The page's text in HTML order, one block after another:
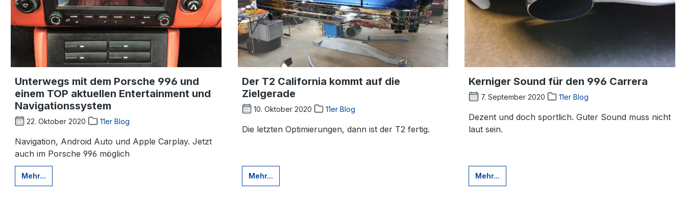
Unterwegs mit dem Porsche 996 und
einem TOP aktuellen Entertainment und
Navigationssystem
22. Oktober 2020 11er Blog
Navigation, Android Auto und Apple Carplay. Jetzt
auch im Porsche 996 möglich
Mehr...
Der T2 California kommt auf die
Zielgerade
10. Oktober 2020 11er Blog
Die letzten Optimierungen, dann ist der T2 fertig.
Mehr...
Kerniger Sound für den 996 Carrera
7. September 2020 11er Blog
Dezent und doch sportlich. Guter Sound muss nicht
laut sein.
Mehr...